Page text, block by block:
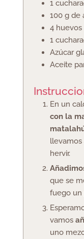
1
100 g de
4 huevos
1
Azúcar
Aceite
En un
con la
llevamos
hervir.
que se
fuego un
vamos
uno